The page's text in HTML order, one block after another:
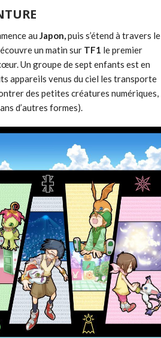
au Japon,puis s’étend à travers le
un matin sur TF1 le premier
Un groupe de sept enfants est en
appareils venus du ciel les transporte
des petites créatures numériques,
d’autres formes).